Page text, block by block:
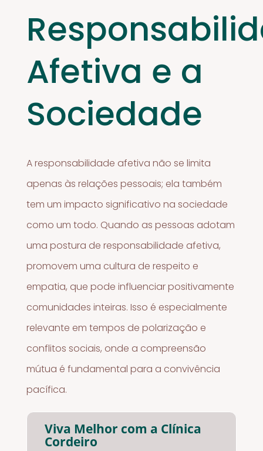
Afetiva e a
Sociedade
A responsabilidade afetiva não se limita
apenas às relações pessoais; ela também
tem um impacto significativo na sociedade
como um todo. Quando as pessoas adotam
uma postura de responsabilidade afetiva,
promovem uma cultura de respeito e
empatia, que pode influenciar positivamente
comunidades inteiras. Isso é especialmente
relevante em tempos de polarização e
conflitos sociais, onde a compreensão
mútua é fundamental para a convivência
pacífica.
Viva Melhor com a Clínica
Cordeiro